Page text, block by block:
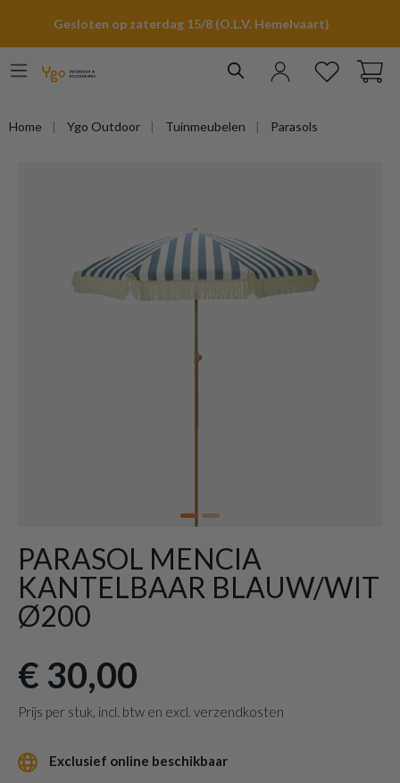
Gesloten op zaterdag 15/8 (O.L.V. Hemelvaart)
Home Ygo Outdoor Tuinmeubelen Parasols
PARASOL MENCIA
KANTELBAAR BLAUW/WIT
Ø200
€ 30,00
Prijs per stuk, incl. btw en excl. verzendkosten
Exclusief online beschikbaar